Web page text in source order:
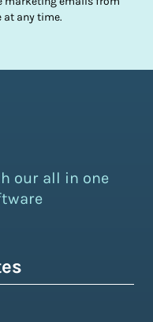
at any time.
our all in one